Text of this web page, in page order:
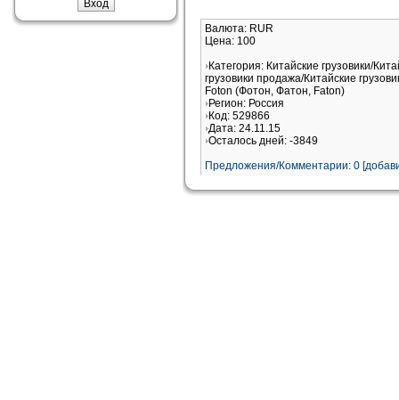
Валюта: RUR
Цена: 100
Категория: Китайские грузовики/
грузовики продажа/Китайские
Foton (Фотон, Фатон, Faton)
Регион: Россия
Код: 529866
Дата: 24.11.15
Осталось дней: -3849
Предложения/Комментарии: 0